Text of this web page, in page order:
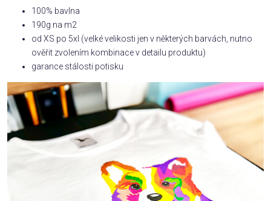
100% bavlna
190g na m2
od XS po 5xl (velké velikosti jen v některých barvách, nutno
ověřit zvolením kombinace v detailu produktu)
garance stálosti potisku